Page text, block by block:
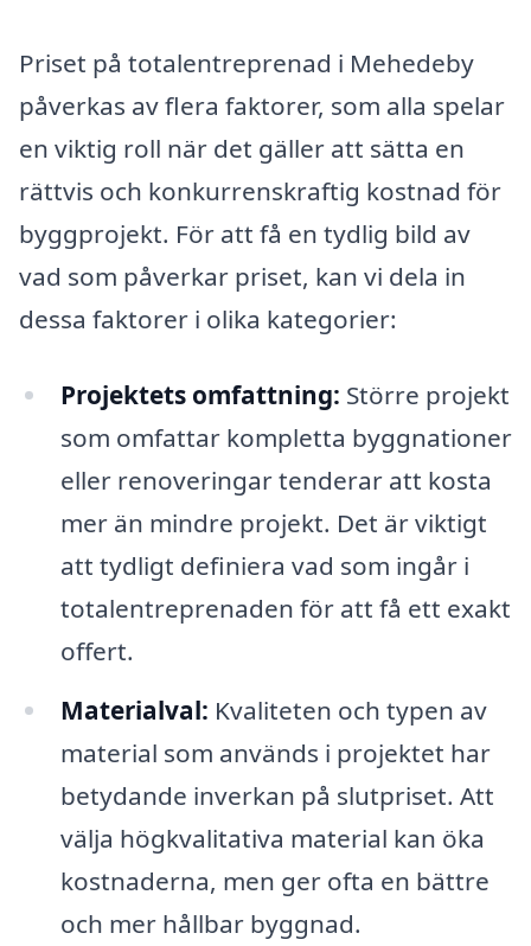
Priset på totalentreprenad i Mehedeby
påverkas av flera faktorer, som alla spelar
en viktig roll när det gäller att sätta en
rättvis och konkurrenskraftig kostnad för
byggprojekt. För att få en tydlig bild av
vad som påverkar priset, kan vi dela in
dessa faktorer i olika kategorier:
Projektets omfattning: Större projekt
som omfattar kompletta byggnationer
eller renoveringar tenderar att kosta
mer än mindre projekt. Det är viktigt
att tydligt definiera vad som ingår i
totalentreprenaden för att få ett exakt
offert.
Materialval: Kvaliteten och typen av
material som används i projektet har
betydande inverkan på slutpriset. Att
välja högkvalitativa material kan öka
kostnaderna, men ger ofta en bättre
och mer hållbar byggnad.